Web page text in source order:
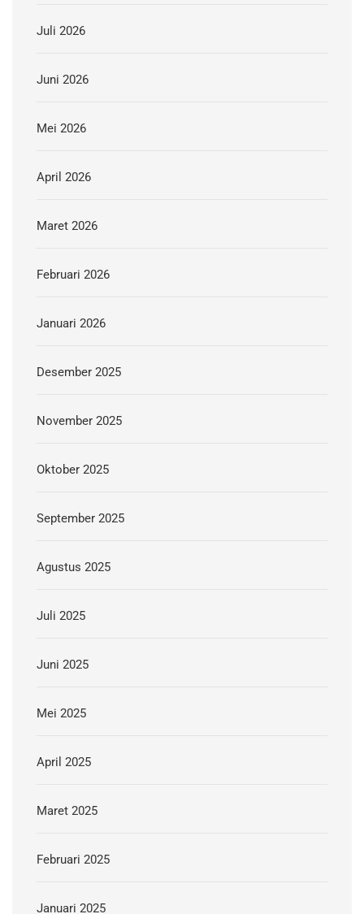
Juli 2026
Juni 2026
Mei 2026
April 2026
Maret 2026
Februari 2026
Januari 2026
Desember 2025
November 2025
Oktober 2025
September 2025
Agustus 2025
Juli 2025
Juni 2025
Mei 2025
April 2025
Maret 2025
Februari 2025
Januari 2025